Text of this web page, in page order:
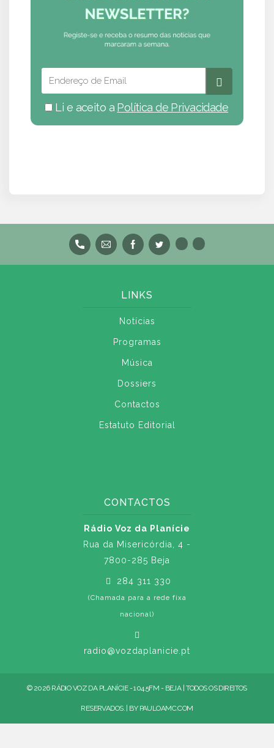
Li e aceito a Política de Privacidade
LINKS
Notícias
Programas
Música
Dossiers
Contactos
Estatuto Editorial
CONTACTOS
Rádio Voz da Planície
Rua da Misericórdia, 4 -
7800-285 Beja
284 311 330
(Chamada para a rede fixa
nacional)
radio@vozdaplanicie.pt
© 2026 RÁDIO VOZ DA PLANÍCIE - 104.5FM - BEJA | TODOS OS DIREITOS
RESERVADOS. | BY PAULOAMC.COM